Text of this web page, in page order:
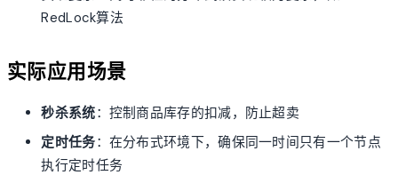
RedLock算法
实际应用场景
秒杀系统：控制商品库存的扣减，防止超卖
定时任务：在分布式环境下，确保同一时间只有一个节点
执行定时任务